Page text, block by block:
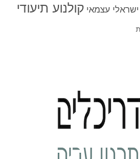
ישראלי עצמאי קולנוע תיעודי